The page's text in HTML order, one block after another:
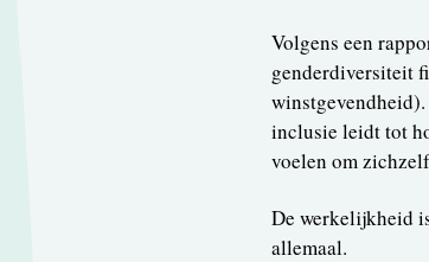
Volgens een
genderdiversiteit
inclusie leidt tot
voelen om
De werkelijkheid
allemaal.